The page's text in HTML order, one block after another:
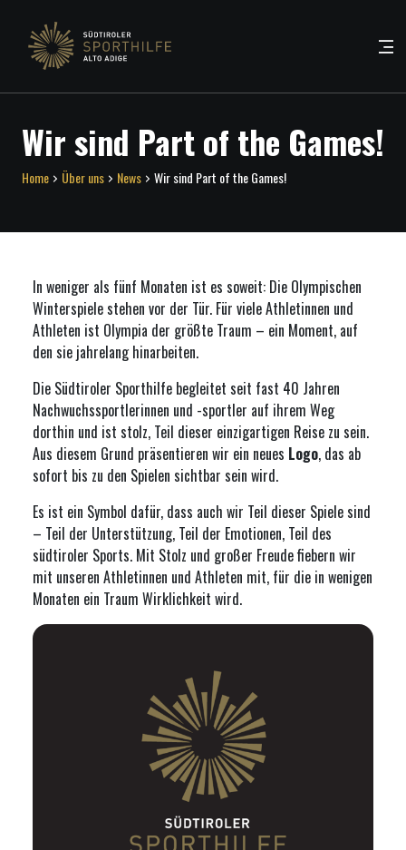
Wir sind Part of the Games!
Home Über uns News Wir sind Part of the Games!
In weniger als fünf Monaten ist es soweit: Die Olympischen
Winterspiele stehen vor der Tür. Für viele Athletinnen und
Athleten ist Olympia der größte Traum – ein Moment, auf
den sie jahrelang hinarbeiten.
Die Südtiroler Sporthilfe begleitet seit fast 40 Jahren
Nachwuchssportlerinnen und -sportler auf ihrem Weg
dorthin und ist stolz, Teil dieser einzigartigen Reise zu sein.
Aus diesem Grund präsentieren wir ein neues Logo, das ab
sofort bis zu den Spielen sichtbar sein wird.
Es ist ein Symbol dafür, dass auch wir Teil dieser Spiele sind
– Teil der Unterstützung, Teil der Emotionen, Teil des
südtiroler Sports. Mit Stolz und großer Freude fiebern wir
mit unseren Athletinnen und Athleten mit, für die in wenigen
Monaten ein Traum Wirklichkeit wird.